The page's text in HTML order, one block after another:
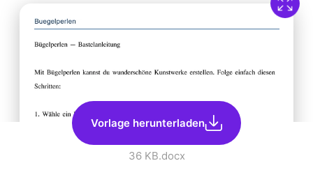
Vorlage herunterladen
36 KB.docx